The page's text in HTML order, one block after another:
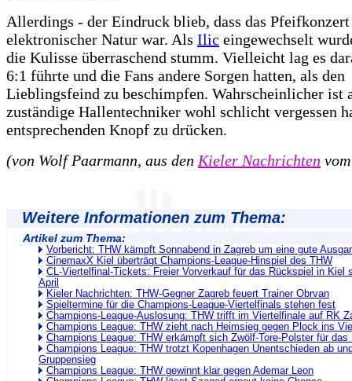
Allerdings - der Eindruck blieb, dass das
elektronischer Natur war. Als Ilic eingewechselt
die Kulisse überraschend stumm. Vielleicht lag es
6:1 führte und die Fans andere Sorgen hatten, als den
Lieblingsfeind zu beschimpfen. Wahrscheinlicher ist
zuständige Hallentechniker wohl schlicht vergessen
entsprechenden Knopf zu drücken.
(von Wolf Paarmann, aus den Kieler Nachrichten
Weitere Informationen zum Thema:
Artikel zum Thema:
Vorbericht: THW kämpft Sonnabend in Zagreb um eine gute
CinemaxX Kiel überträgt Champions-League-Hinspiel des THW
CL-Viertelfinal-Tickets: Freier Vorverkauf für das Rückspiel in Kiel
April
Kieler Nachrichten: THW-Gegner Zagreb feuert Trainer Obrvan
Spieltermine für die Champions-League-Viertelfinals stehen fest
Champions-League-Auslosung: THW trifft im Viertelfinale auf RK
Champions League: THW zieht nach Heimsieg gegen Plock ins
Champions League: THW erkämpft sich Zwölf-Tore-Polster für das
Champions League: THW trotzt Kopenhagen Unentschieden ab
Gruppensieg
Champions League: THW gewinnt klar gegen Ademar Leon